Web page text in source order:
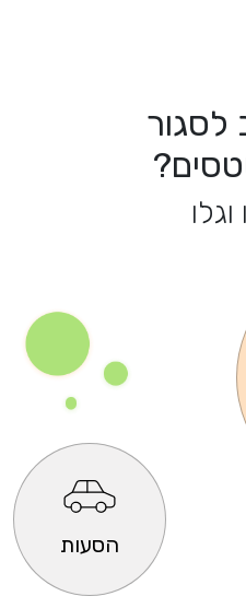
לסגור
הסעות